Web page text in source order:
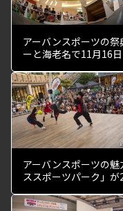
アーバンスポーツの
ーと海老名で11月16
アーバンスポーツの
ススポーツパーク」が